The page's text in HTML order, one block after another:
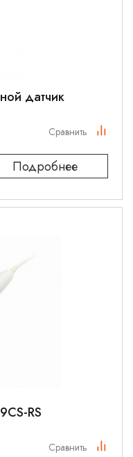
датчик
Подробнее
Сравнить
RS
Сравнить